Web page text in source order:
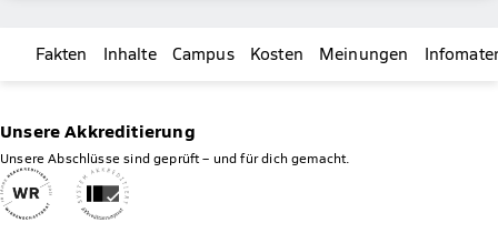
Fakten Inhalte Campus Kosten Meinungen
Unsere Akkreditierung
Unsere Abschlüsse sind geprüft – und für dich gemacht.